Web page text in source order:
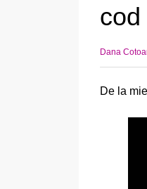
cod
Dana
De la